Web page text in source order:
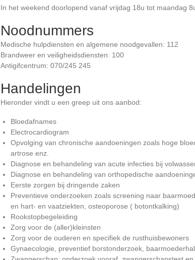
In het weekend doorlopend vanaf vrijdag 18u tot maandag
Noodnummers
Medische hulpdiensten en algemene noodgevallen: 112
Brandweer en veiligheidsdiensten: 100
Antigifcentrum: 070/245 245
Handelingen
Hieronder vindt u een greep uit ons aanbod:
Bloedafnames
Electrocardiogram
Opvolging van chronische aandoeningen zoals hoge
artrose enz.
Diagnose en behandeling van acute infecties bij
Diagnose en behandeling van orthopedische
Eerste zorgen bij dringende zaken
Preventieve onderzoeken zoals screening naar
en hart- en vaatziekten, osteoporose ( botontkalking)
Rookstopbegeleiding
Zorg voor de (aller)kleinsten
Zorg voor de ouderen en specifiek de rusthuisbewoners
Gynaecologie, preventief borstonderzoek,